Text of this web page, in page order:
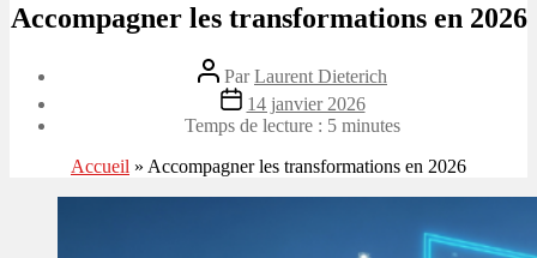
Accompagner les transformations en 2026
Auteur
de
l’article
ParLaurent Dieterich
Date
de
l’article
14 janvier 2026
Temps de lecture : 5 minutes
Accueil » Accompagner les transformations en 2026